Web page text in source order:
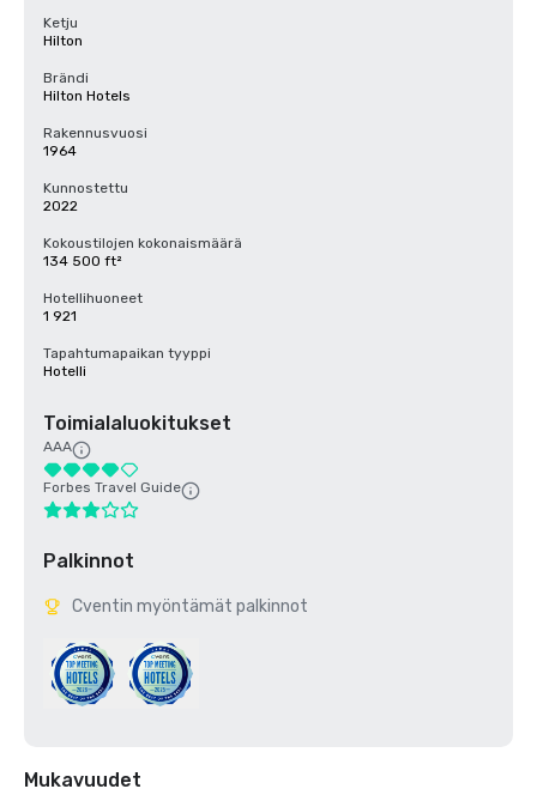
Ketju
Hilton
Brändi
Hilton Hotels
Rakennusvuosi
1964
Kunnostettu
2022
Kokoustilojen kokonaismäärä
134 500 ft²
Hotellihuoneet
1 921
Tapahtumapaikan tyyppi
Hotelli
Toimialaluokitukset
AAA
Forbes Travel Guide
Palkinnot
Cventin myöntämät palkinnot
Mukavuudet